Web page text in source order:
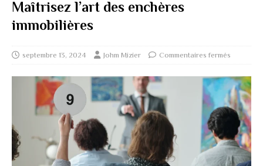
Maîtrisez l’art des enchères
immobilières
septembre 13, 2024 Johm Mizier Commentaires fermés